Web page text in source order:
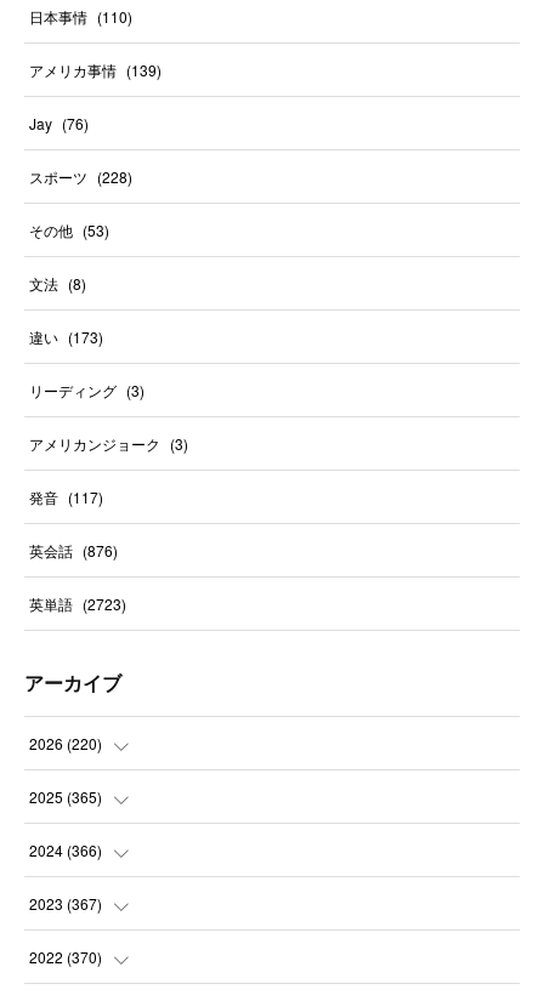
日本事情 (110)
アメリカ事情 (139)
Jay (76)
スポーツ (228)
その他 (53)
文法 (8)
違い (173)
リーディング (3)
アメリカンジョーク (3)
発音 (117)
英会話 (876)
英単語 (2723)
アーカイブ
2026 (220)
(9)
(31
(30
(31
2025 (365)
(31
(30
(31
2024 (366)
(32
(30
2023 (367)
(31
2022 (370)